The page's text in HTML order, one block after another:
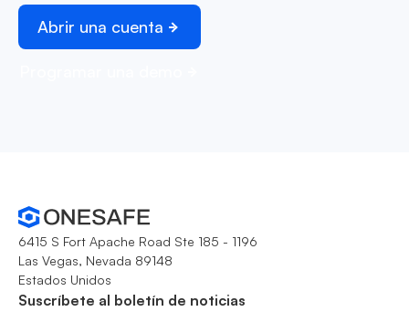
Abrir una cuenta
6415 S Fort Apache Road Ste 185 - 1196
Las Vegas, Nevada 89148
Estados Unidos
Suscríbete al boletín de noticias